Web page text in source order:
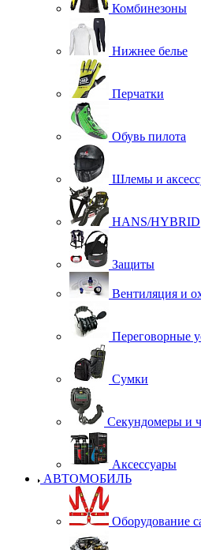
Комбинезоны
Нижнее белье
Перчатки
Обувь пилота
Шлемы и
HANS/HYBRID
Защиты
Вентиляция и
Переговорные
Сумки
Секундомеры и
Аксессуары
АВТОМОБИЛЬ
Оборудование